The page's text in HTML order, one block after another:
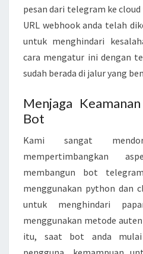
pesan dari telegram ke
URL webhook anda telah
untuk menghindari
cara mengatur ini dengan
sudah berada di jalur yang
Menjaga
Bot
Kami sangat
mempertimbangkan
membangun bot
menggunakan python dan
untuk menghindari
menggunakan metode
itu, saat bot anda mulai